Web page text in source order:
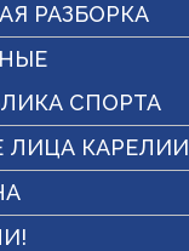
РАЗБОРКА
СПОРТА
ЛИЦА КАРЕЛИИ